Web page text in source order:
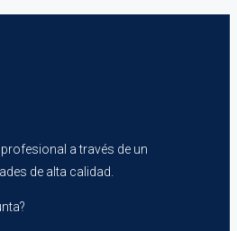
a través de un
de alta calidad.